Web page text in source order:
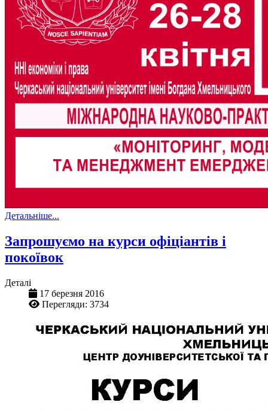
Детальніше...
Запрошуємо на курси офіціантів і
покоївок
Деталі
17 березня 2016
Перегляди: 3734